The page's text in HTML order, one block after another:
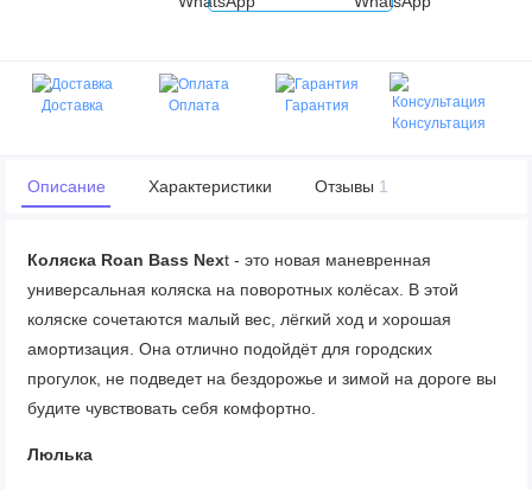
Доставка Оплата
Гарантия
Консультация
Описание Характеристики Отзывы 1
Коляска Roan Bass Next - это новая маневренная
универсальная коляска на поворотных колёсах. В этой
коляске сочетаются малый вес, лёгкий ход и хорошая
амортизация. Она отлично подойдёт для городских
прогулок, не подведет на бездорожье и зимой на дороге вы
будите чувствовать себя комфортно.
Люлька